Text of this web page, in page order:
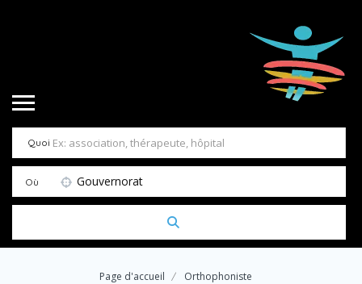
Quoi
Où Gouvernorat
Page d'accueil
Orthophoniste